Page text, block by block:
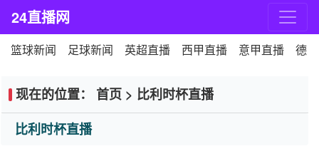
24直播网
篮球新闻 足球新闻 英超直播 西甲直播 意甲直播 德
现在的位置： 首页 > 比利时杯直播
比利时杯直播